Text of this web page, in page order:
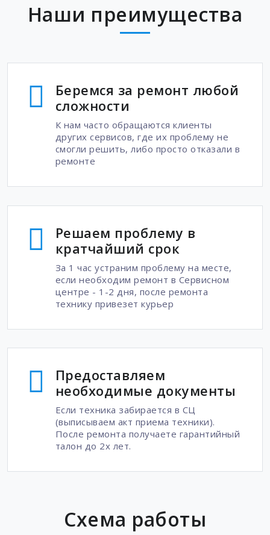
Наши преимущества
Беремся за ремонт любой
сложности
К нам часто обращаются клиенты
других сервисов, где их проблему не
смогли решить, либо просто отказали в
ремонте
Решаем проблему в
кратчайший срок
За 1 час устраним проблему на месте,
если необходим ремонт в Сервисном
центре - 1-2 дня, после ремонта
технику привезет курьер
Предоставляем
необходимые документы
Если техника забирается в СЦ
(выписываем акт приема техники).
После ремонта получаете гарантийный
талон до 2х лет.
Схема работы